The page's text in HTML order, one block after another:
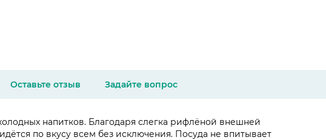
Оставьте отзыв Задайте вопрос
напитков. Благодаря слегка рифлёной внешней
по вкусу всем без исключения. Посуда не впитывает